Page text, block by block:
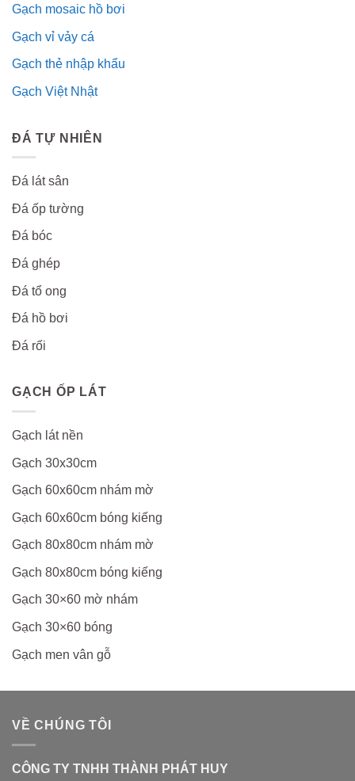
Gạch mosaic hồ bơi
Gạch vỉ vảy cá
Gạch thẻ nhập khẩu
Gạch Việt Nhật
ĐÁ TỰ NHIÊN
Đá lát sân
Đá ốp tường
Đá bóc
Đá ghép
Đá tổ ong
Đá hồ bơi
Đá rối
GẠCH ỐP LÁT
Gạch lát nền
Gạch 30x30cm
Gạch 60x60cm nhám mờ
Gạch 60x60cm bóng kiếng
Gạch 80x80cm nhám mờ
Gạch 80x80cm bóng kiếng
Gạch 30×60 mờ nhám
Gạch 30×60 bóng
Gạch men vân gỗ
VỀ CHÚNG TÔI
CÔNG TY TNHH THÀNH PHÁT HUY